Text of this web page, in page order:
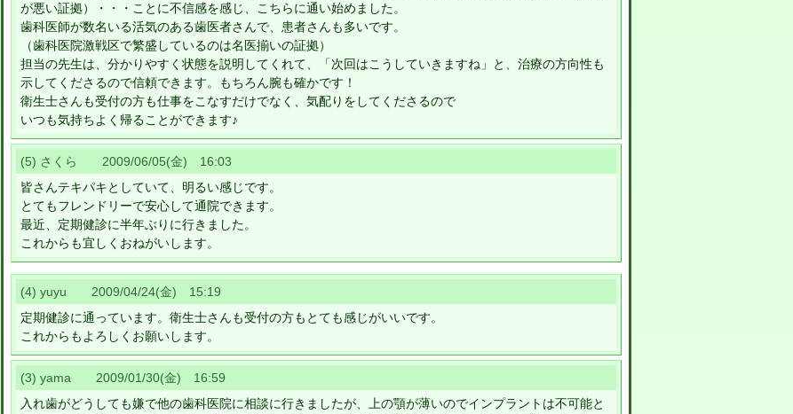
が悪い証拠）・・・ことに不信感を感じ、こちらに通い始めました。
歯科医師が数名いる活気のある歯医者さんで、患者さんも多いです。
（歯科医院激戦区で繁盛しているのは名医揃いの証拠）
担当の先生は、分かりやすく状態を説明してくれて、「次回はこうしていきますね」と、治療の方向性も
示してくださるので信頼できます。もちろん腕も確かです！
衛生士さんも受付の方も仕事をこなすだけでなく、気配りをしてくださるので
いつも気持ちよく帰ることができます♪
(5) さくら 2009/06/05(金) 16:03
皆さんテキパキとしていて、明るい感じです。
とてもフレンドリーで安心して通院できます。
最近、定期健診に半年ぶりに行きました。
これからも宜しくおねがいします。
(4) yuyu 2009/04/24(金) 15:19
定期健診に通っています。衛生士さんも受付の方もとても感じがいいです。
これからもよろしくお願いします。
(3) yama 2009/01/30(金) 16:59
入れ歯がどうしても嫌で他の歯科医院に相談に行きましたが、上の顎が薄いのでインプラントは不可能と